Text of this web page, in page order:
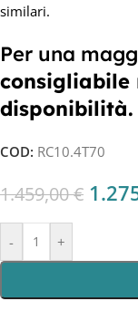
similari.
Per una
consigliabile
disponibilità.
COD: RC10.4T70
1.459,00€
- +